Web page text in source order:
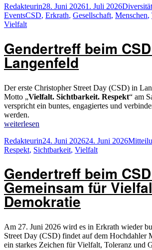
Erkrath
2026:
Bunt,
und
voller
Herz“
Autor
RedakteurinVeröffentlicht
am
28. Juni 20261. Juli 2026Diversität
EventsSchlagwörter
CSD, Erkrath, Gesellschaft, Menschen,
Vielfalt
Gendertreff beim
Langenfeld
Der erste Christopher Street Day (CSD) in
Motto „Vielfalt. Sichtbarkeit. Respekt“ am
verspricht ein buntes, engagiertes und
werden.
„Gendertreff
CSD
2026
Langenfeld“
weiterlesen
Autor
RedakteurinVeröffentlicht
am
24. Juni 202624. Juni 2026
Respekt, Sichtbarkeit, Vielfalt
Gendertreff beim
Gemeinsam für
Demokratie
Am 27. Juni 2026 wird es in Erkrath wieder
Street Day (CSD) findet auf dem Hochdahler
ein starkes Zeichen für Vielfalt, Toleranz und